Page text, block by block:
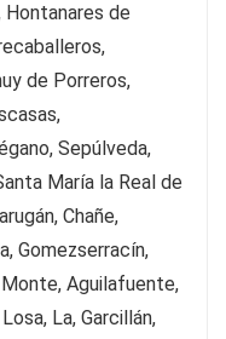
Hontanares de
de Porreros,
Sepúlveda,
María la Real de
Chañe,
Gomezserracín,
Aguilafuente,
La, Garcillán,